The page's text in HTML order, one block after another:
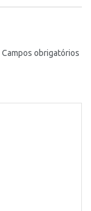
Campos obrigatórios